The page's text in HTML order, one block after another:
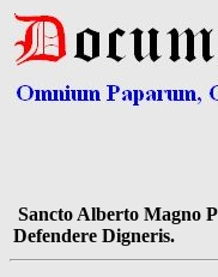
Sancto Alberto Magno
Defendere Digneris.